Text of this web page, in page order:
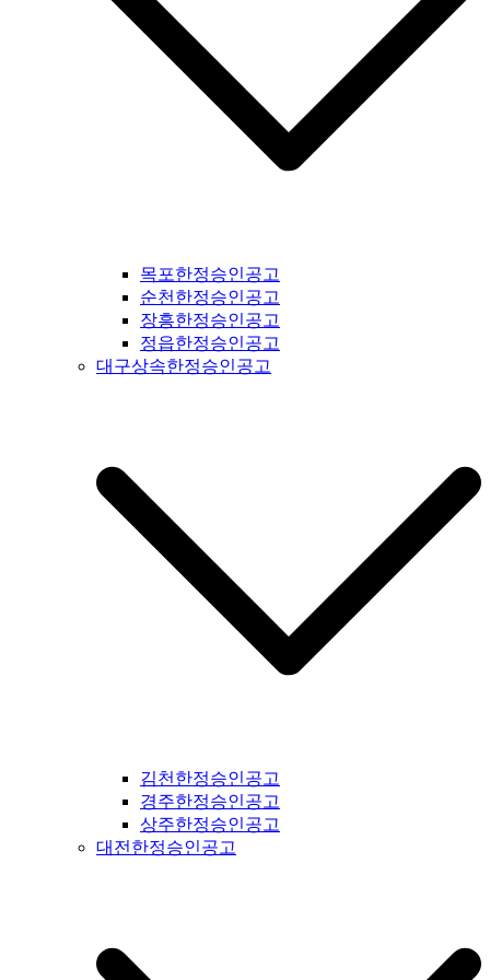
신문공고 #부천신문공고 #광명신문공고 #시흥신문공고 #안산
신문공고 #안양신문공고 #의왕신문공고 #과천신문공고 #성남
신문공고 #광주시신문공고 #광주신문공고 #경기도광주신문공
고 #양평신문공고 #여주신문공고 #이천신문공고 #용인신문공
고 #수원신문공고 #화성신문공고 #오산신문공고 #인천신문공
고 #평택신문공고 #안성신문공고 #대부도신문공고 #제부도신
문공고 #오이도신문공고 #서울신문공고 #강서구신문공고 #양
천구신문공고 #구로구신문공고 #영등포구신문공고 #금천구신
문공고 #노원구신문공고 #중랑구신문공고 #강원도신문공고 #
철원군신문공고 #양구군신문공고 #인제군신문공고 #고성군신
문공고 #속초신문공고 #양양신문공고 #홍천신문공고 #화천신
문공고 #춘천신문공고 #횡성신문공고 #원주신문공고 #평창신
문공고 #정선신문공고 #강릉신문공고 #동해신문공고 #삼척신
주신문공고 #보은신문공고 #옥천신문공고 #영동신문공고 #오
창신문공고 #충남신문공고 #충청남도신문공고 #태안신문공고
#서산신문공고 #당진신문공고 #홍성신문공고 #예산신문공고 #
아산신문공고 #천안신문공고 #청양신문공고 #안면도신문공고
#보령신문공고 #부여신문공고 #서천신문공고 #논산신문공고 #
계룡신문공고 #공주신문공고 #금산신문공고 #덕산신문공고 #
정안신문공고 #공주신문공고 #안면도신문공고 #대전신문공고
#전라북도신문공고 #전북신문공고 #군산신문공고 #익산신문
공고 #완주신문공고 #김제신문공고 #전주신문공고 #진안신문
공고 #무주신문공고 #장수신문공고 #임실신문공고 #부안신문
신문공고 #순천신문공고 #여수신문공고 #고흥신문공고 #완도
신문공고 #해남신문공고 #강진신문공고 #장흥신문공고 #영암
신문공고 #광주신문공고 #무안신문공고 #함평신문공고 #신안
신문공고 #진도신문공고 #보성신문공고 #경상북도신문공고 #
군위신문공고 #김천신문공고 #구미신문공고 #칠곡신문공고 #
성주신문공고 #포항신문공고 #영천신문공고 #경주신문공고 #
목포한정승인공고
순천한정승인공고
장흥한정승인공고
정읍한정승인공고
대구상속한정승인공고
김천한정승인공고
경주한정승인공고
상주한정승인공고
대전한정승인공고